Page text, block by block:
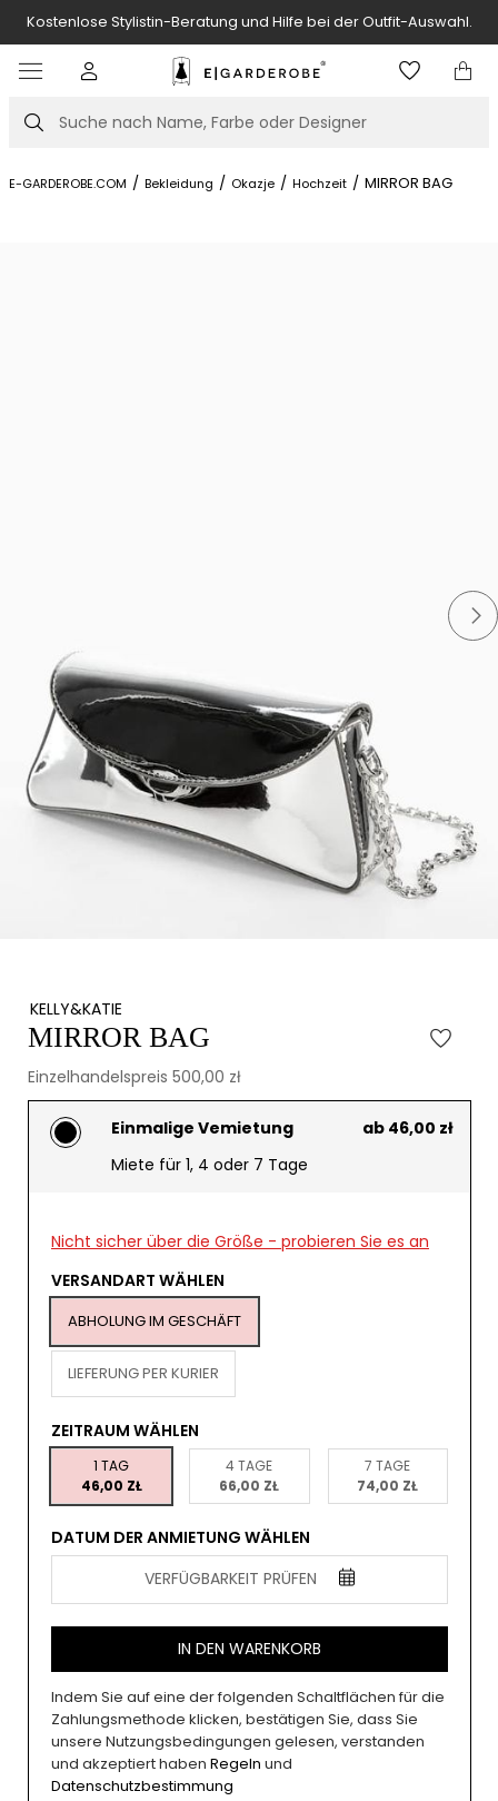
Outfit-Auswahl.
ausleihen.
Suche
E-GARDEROBE.COM / Bekleidung / Okazje / Hochzeit / MIRROR BAG
KELLY&KATIE
MIRROR BAG
Einzelhandelspreis 500,00 zł
Einmalige Vemietung
ab 46,00 zł
Miete für 1, 4 oder 7 Tage
Nicht sicher über die Größe - probieren Sie es an
VERSANDART WÄHLEN
ABHOLUNG IM GESCHÄFT
LIEFERUNG PER KURIER
ZEITRAUM WÄHLEN
1 TAG
46,00 ZŁ
4 TAGE
66,00 ZŁ
7 TAGE
74,00 ZŁ
DATUM DER ANMIETUNG WÄHLEN
VERFÜGBARKEIT PRÜFEN
IN DEN WARENKORB
Indem Sie auf eine der folgenden Schaltflächen für die
Zahlungsmethode klicken, bestätigen Sie, dass Sie
unsere Nutzungsbedingungen gelesen, verstanden
und akzeptiert haben Regeln und
Datenschutzbestimmung